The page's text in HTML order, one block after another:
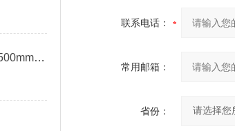
双曲面搅拌机P:7.5KW D:2500mm控制方式有哪些
联系电话：
常用邮箱：
省份：